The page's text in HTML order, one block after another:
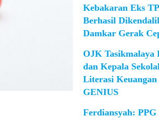
Kebakaran Eks
Berhasil
Damkar Gerak
OJK Tasikmalaya
dan Kepala
Literasi
GENIUS
Ferdiansyah: